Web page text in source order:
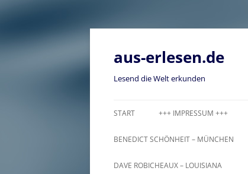
Zum
aus-erlesen.de
Lesend die Welt erkunden
START +++ IMPRESSUM +++
BENEDICT SCHÖNHEIT – MÜNCHEN
DAVE ROBICHEAUX – LOUISIANA